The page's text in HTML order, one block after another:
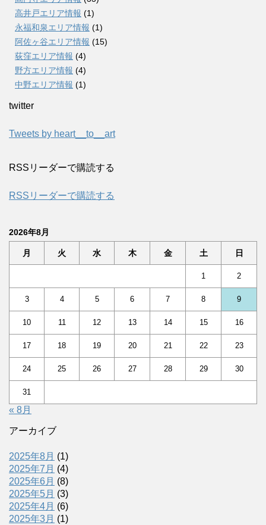
高井戸エリア情報 (1)
永福和泉エリア情報 (1)
阿佐ヶ谷エリア情報 (15)
荻窪エリア情報 (4)
野方エリア情報 (4)
中野エリア情報 (1)
twitter
Tweets by heart__to__art
RSSリーダーで購読する
RSSリーダーで購読する
2026年8月
月 火 水 木 金 土 日
1 2
3 4 5 6 7 8 9
10 11 12 13 14 15 16
17 18 19 20 21 22 23
24 25 26 27 28 29 30
31
« 8月
アーカイブ
2025年8月 (1)
2025年7月 (4)
2025年6月 (8)
2025年5月 (3)
2025年4月 (6)
2025年3月 (1)